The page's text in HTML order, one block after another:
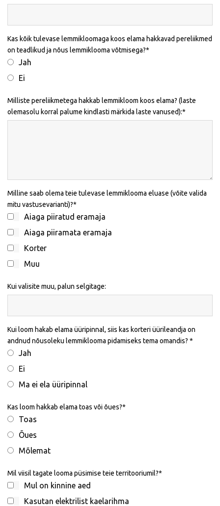
Kas kõik tulevase lemmikloomaga koos elama hakkavad pereliikmed
on teadlikud ja nõus lemmiklooma võtmisega?
Jah
Ei
Milliste pereliikmetega hakkab lemmikloom koos elama? (laste
olemasolu korral palume kindlasti märkida laste vanused):
Milline saab olema teie tulevase lemmiklooma eluase (võite valida
mitu vastusevarianti)?
Aiaga piiratud eramaja
Aiaga piiramata eramaja
Korter
Muu
Kui valisite muu, palun selgitage:
Kui loom hakab elama üüripinnal, siis kas korteri üürileandja on
andnud nõusoleku lemmiklooma pidamiseks tema omandis?
Jah
Ei
Ma ei ela üüripinnal
Kas loom hakkab elama toas või õues?
Toas
Õues
Mõlemat
Mil viisil tagate looma püsimise teie territooriumil?
Mul on kinnine aed
Kasutan elektrilist kaelarihma